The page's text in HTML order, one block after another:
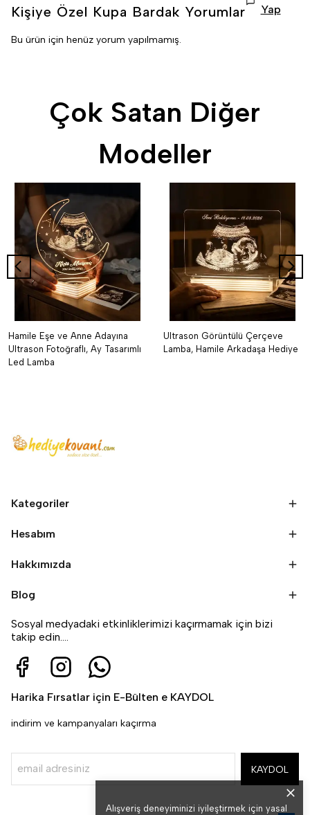
Alışveriş deneyiminizi iyileştirmek için yasal
Kişiye Özel Kupa Bardak Yorumlar
Yap
Bu ürün için henüz yorum yapılmamış.
Çok Satan Diğer
Modeller
Hamile Eşe ve Anne Adayına
Ultrason Fotoğraflı, Ay Tasarımlı
Led Lamba
Ultrason Görüntülü Çerçeve
Lamba, Hamile Arkadaşa Hediye
Kategoriler
Hesabım
Hakkımızda
Blog
Sosyal medyadaki etkinliklerimizi kaçırmamak için bizi
takip edin....
Harika Fırsatlar için E-Bülten e KAYDOL
indirim ve kampanyaları kaçırma
KAYDOL